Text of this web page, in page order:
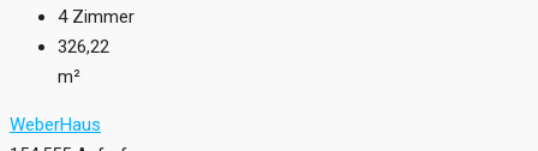
4 Zimmer
326,22
m²
WeberHaus